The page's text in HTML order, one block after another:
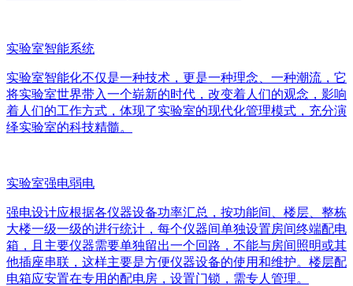
实验室智能系统
实验室智能化不仅是一种技术，更是一种理念、一种潮流，它
将实验室世界带入一个崭新的时代，改变着人们的观念，影响
着人们的工作方式，体现了实验室的现代化管理模式，充分演
绎实验室的科技精髓。
实验室强电弱电
强电设计应根据各仪器设备功率汇总，按功能间、楼层、整栋
大楼一级一级的进行统计，每个仪器间单独设置房间终端配电
箱，且主要仪器需要单独留出一个回路，不能与房间照明或其
他插座串联，这样主要是方便仪器设备的使用和维护。楼层配
电箱应安置在专用的配电房，设置门锁，需专人管理。